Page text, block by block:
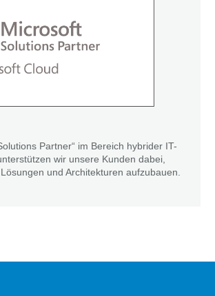
Partner“ im Bereich hybrider IT-
wir unsere Kunden dabei,
und Architekturen aufzubauen.